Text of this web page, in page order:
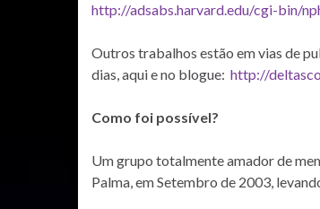
http://adsabs.harvard.edu/cgi-bin/
Outros trabalhos estão em vias de
dias, aqui e no blogue: http://
Como foi possível?
Um grupo totalmente amador de
Palma, em Setembro de 2003,